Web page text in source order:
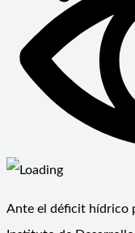
Ante el déficit hídrico